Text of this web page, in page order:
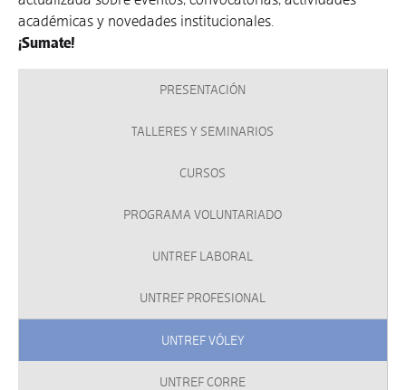
académicas y novedades institucionales.
¡Sumate!
PRESENTACIÓN
TALLERES Y SEMINARIOS
CURSOS
PROGRAMA VOLUNTARIADO
UNTREF LABORAL
UNTREF PROFESIONAL
UNTREF VÓLEY
UNTREF CORRE